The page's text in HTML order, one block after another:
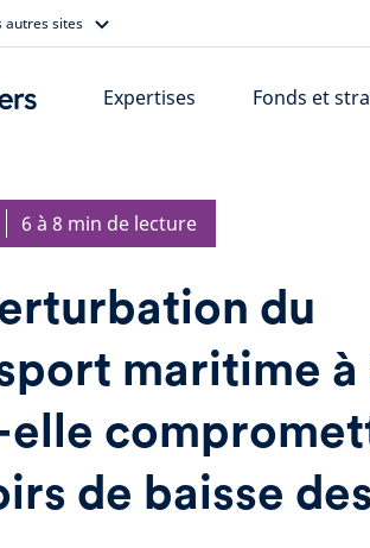
autres sites
Expertises Fonds et
6 à 8 min de lecture
du
maritime à
de baisse